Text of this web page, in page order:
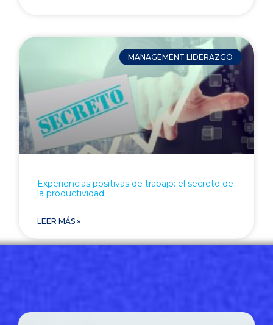
MANAGEMENT LIDERAZGO
Experiencias positivas de trabajo: el secreto de
la productividad
LEER MÁS »